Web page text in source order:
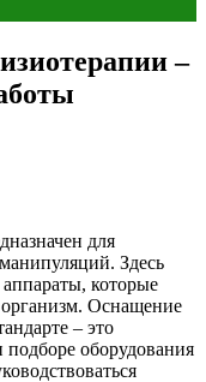
–
для
Здесь
которые
Оснащение
– это
подборе оборудования